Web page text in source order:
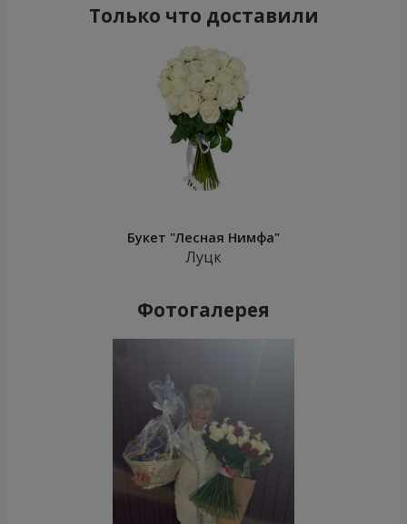
Только что доставили
Букет "Лесная Нимфа"
Луцк
Фотогалерея